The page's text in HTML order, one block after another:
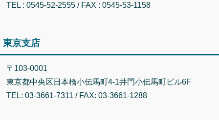
TEL : 0545-52-2555 / FAX : 0545-53-1158
東京支店
〒103-0001
東京都中央区日本橋小伝馬町4-1井門小伝馬町ビル6F
TEL: 03-3661-7311 / FAX: 03-3661-1288